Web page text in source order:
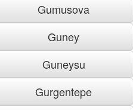
Gumusova
Guney
Guneysu
Gurgentepe